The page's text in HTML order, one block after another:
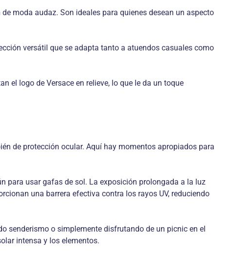
moda audaz. Son ideales para quienes desean un aspecto
versátil que se adapta tanto a atuendos casuales como
el logo de Versace en relieve, lo que le da un toque
de protección ocular. Aquí hay momentos apropiados para
para usar gafas de sol. La exposición prolongada a la luz
una barrera efectiva contra los rayos UV, reduciendo
senderismo o simplemente disfrutando de un picnic en el
intensa y los elementos.